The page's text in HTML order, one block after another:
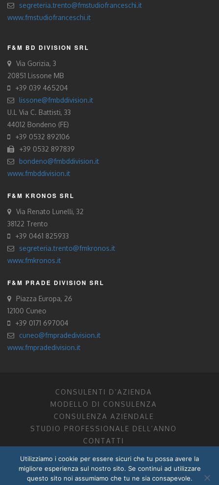
segreteria.trento@fmstudiofranceschi.it
www.fmstudiofranceschi.it
F&M BD DIVISION SRL
Via Gorizia, 3
20851 Lissone MB
+39 039 465204
lissone@fmbddivision.it
U.L Via C. Battisti, 33
44012 Bondeno (FE)
+39 0532 892106
+39 0532 897839
bondeno@fmbddivision.it
www.fmbddivision.it
F&M KRONOS SRL
Via Renato Lunelli, 32
38122 Trento
+39 0461 825933
segreteria.trento@fmkronos.it
www.fmkronos.it
F&M PRADE DIVISION SRL
Piazza Europa, 26
12100 Cuneo
+39 0171 697004
cuneo@fmpradedivision.it
www.fmpradedivision.it
CONSULENTI D’AZIENDA
MODELLO DI CONSULENZA
CONSULENZA AZIENDALE
STUDIO PROFESSIONALE DELL’ANNO
CONTATTI
FM CONSULENTI D’AZIENDA SOCIETÀ TRA PROFESSIONISTI
DOTTORI COMMERCIALISTI MANTOVA, PORDENONE, TRENTO
P.I. 01599280201
Utilizziamo i cookie per essere sicuri che tu possa avere la
migliore esperienza sul nostro sito. Se continui ad utilizzare
questo sito noi assumiamo che tu ne sia consapevole.